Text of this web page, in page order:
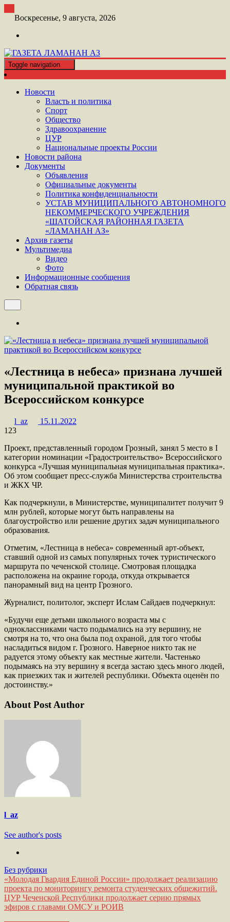
Воскресенье, 9 августа, 2026
ГАЗЕТА ЛАМАНАН АЗ
ШАТОЙСКАЯ ГАЗЕТА ЛАМАНАН АЗ
Toggle navigation
Новости
Власть и политика
Спорт
Общество
Здравоохранение
ЦУР
Национальные проекты России
Новости района
Документы
Объявления
Официальные документы
Политика конфиденциальности
УСТАВ МУНИЦИПАЛЬНОГО АВТОНОМНОГО
НЕКОММЕРЧЕСКОГО УЧРЕЖДЕНИЯ
«ШАТОЙСКАЯ РАЙОННАЯ ГАЗЕТА
«ЛАМАНАН АЗ»
Архив газеты
Мультимедиа
Видео
Фото
Информационные сообщения
Обратная связь
«Лестница в небеса» признана лучшей
муниципальной практикой во
Всероссийском конкурсе
l_az
15.11.2022
123
Проект, представленный городом Грозный, занял 5 место в I
категории номинации «Градостроительство» Всероссийского
конкурса «Лучшая муниципальная муниципальная практика».
Об этом сообщает пресс-служба Министерства строительства
и ЖКХ ЧР.
Как подчеркнули, в Министерстве, муниципалитет получит 9
млн рублей, которые могут быть направлены на
благоустройство или решение других задач муниципального
образования.
Отметим, «Лестница в небеса» современный арт-объект,
ставший одной из самых популярных точек туристического
маршрута по чеченской столице. Смотровая площадка
расположена на окраине города, откуда открывается
панорамный вид на центр Грозного.
Журналист, политолог, эксперт Ислам Сайдаев подчеркнул:
«Будучи еще детьми школьного возраста мы с
одноклассниками часто подымались на эту вершину, не
смотря на то, что она была под охраной, для того чтобы
насладиться видом г. Грозного. Наверное никто так не
радуется этому объекту как местные жители. Частенько
подымаясь на эту вершину я всегда застаю здесь много людей,
как приезжих так и жителей республики. Объекта оценён по
достоинству.»
About Post Author
l_az
See author's posts
Без рубрики
Навигация
по
записям
«Молодая Гвардия Единой России» продолжает реализацию
проекта по мониторингу ремонта студенческих общежитий.
ЦУР Чеченской Республики продолжает серию прямых
эфиров с главами ОМСУ и РОИВ